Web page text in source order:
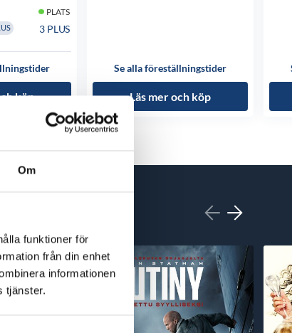
Om
funktioner för
från din enhet
informationen
tjänster.
PLATS
3 PLUS
köp
Se alla föreställningstider
Läs mer och köp